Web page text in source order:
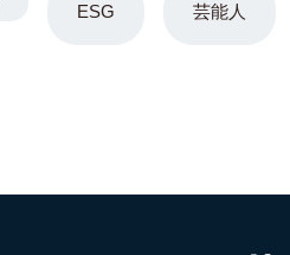
ESG 芸能人